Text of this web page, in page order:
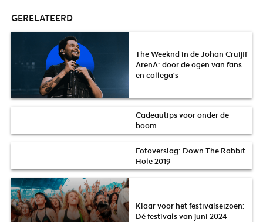
GERELATEERD
The Weeknd in de Johan Cruijff
ArenA: door de ogen van fans
en collega’s
Cadeautips voor onder de
boom
Fotoverslag: Down The Rabbit
Hole 2019
Klaar voor het festivalseizoen:
Dé festivals van juni 2024